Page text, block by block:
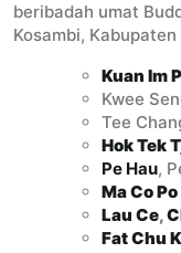
beribadah umat
Kosambi,
Kuan Im
Kwee
Tee
Hok Tek
Pe Hau,
Ma Co Po
Lau Ce,
Fat Chu